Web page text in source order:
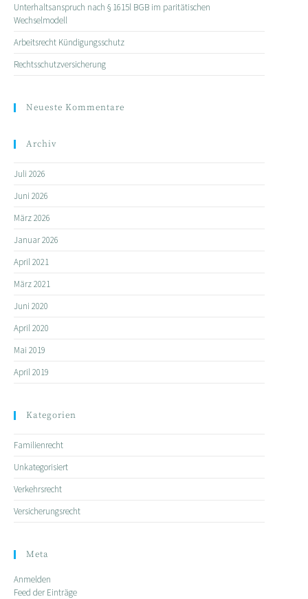
Unterhaltsanspruch nach § 1615l BGB im paritätischen
Wechselmodell
Arbeitsrecht Kündigungsschutz
Rechtsschutzversicherung
Neueste Kommentare
Archiv
Juli 2026
Juni 2026
März 2026
Januar 2026
April 2021
März 2021
Juni 2020
April 2020
Mai 2019
April 2019
Kategorien
Familienrecht
Unkategorisiert
Verkehrsrecht
Versicherungsrecht
Meta
Anmelden
Feed der Einträge